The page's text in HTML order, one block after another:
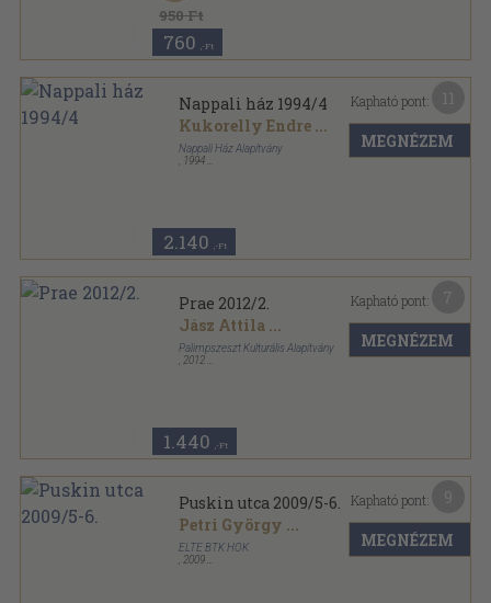
950 Ft
760 ,-Ft
Nappali ház 1994/4
Kukorelly Endre ...
Nappali Ház Alapítvány
1994
2.140 ,-Ft
Kapható pont:
MEGNÉZEM
Prae 2012/2.
Jász Attila ...
Palimpszeszt Kulturális Alapítvány
2012
1.440 ,-Ft
Kapható pont:
MEGNÉZEM
Puskin utca 2009/5-6.
Petri György ...
ELTE BTK HÖK
2009
Kapható pont:
MEGNÉZEM